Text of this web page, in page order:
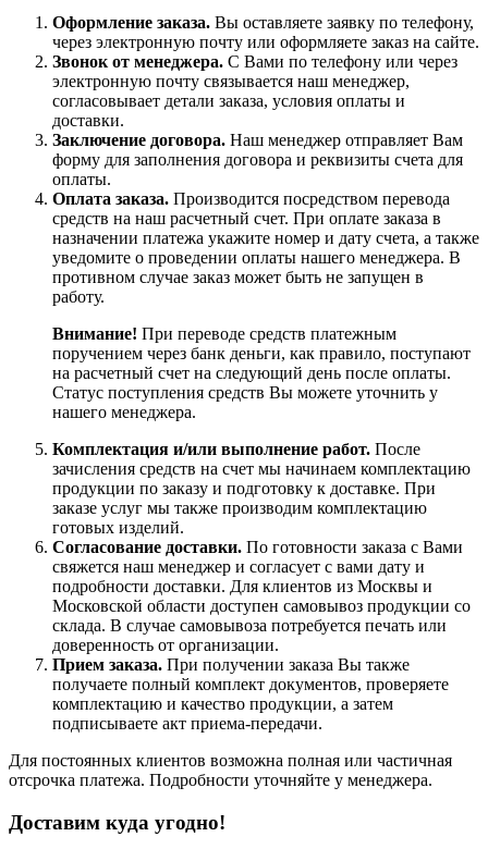
Оформление заказа. Вы оставляете заявку по телефону,
через электронную почту или оформляете заказ на сайте.
Звонок от менеджера. С Вами по телефону или через
электронную почту связывается наш менеджер,
согласовывает детали заказа, условия оплаты и
доставки.
Заключение договора. Наш менеджер отправляет Вам
форму для заполнения договора и реквизиты счета для
оплаты.
Оплата заказа. Производится посредством перевода
средств на наш расчетный счет. При оплате заказа в
назначении платежа укажите номер и дату счета, а также
уведомите о проведении оплаты нашего менеджера. В
противном случае заказ может быть не запущен в
работу.
Внимание! При переводе средств платежным
поручением через банк деньги, как правило, поступают
на расчетный счет на следующий день после оплаты.
Статус поступления средств Вы можете уточнить у
нашего менеджера.
Комплектация и/или выполнение работ. После
зачисления средств на счет мы начинаем комплектацию
продукции по заказу и подготовку к доставке. При
заказе услуг мы также производим комплектацию
готовых изделий.
Согласование доставки. По готовности заказа с Вами
свяжется наш менеджер и согласует с вами дату и
подробности доставки. Для клиентов из Москвы и
Московской области доступен самовывоз продукции со
склада. В случае самовывоза потребуется печать или
доверенность от организации.
Прием заказа. При получении заказа Вы также
получаете полный комплект документов, проверяете
комплектацию и качество продукции, а затем
подписываете акт приема-передачи.
Для постоянных клиентов возможна полная или частичная
отсрочка платежа. Подробности уточняйте у менеджера.
Доставим куда угодно!